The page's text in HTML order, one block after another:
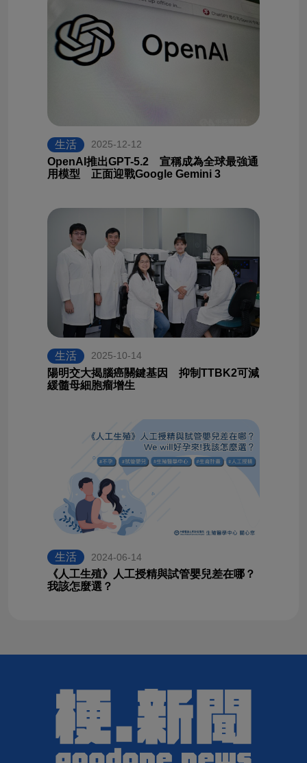
生活 2025-12-12
OpenAI推出GPT-5.2 宣稱成為全球最強通
用模型 正面迎戰Google Gemini 3
生活 2025-10-14
陽明交大揭腦癌關鍵基因 抑制TTBK2可減
緩髓母細胞瘤增生
生活 2024-06-14
《人工生殖》人工授精與試管嬰兒差在哪？
我該怎麼選？